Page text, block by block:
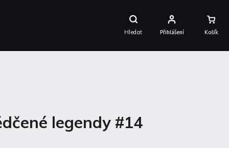
Hledat
Nákupní
Košík
Přihlášení
legendy #14